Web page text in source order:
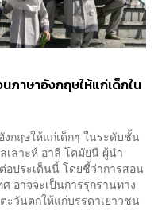
ภาษาอังกฤษให้แก่เด็กใน
กฤษให้แก่เด็กๆ ในระดับชั้น
ลาะห์ อาลี โคมัยนี ผู้นำ
อประเด็นนี้ โดยชี้ว่าการสอน
อาจจะเป็นการรุกรานทาง
วันตกให้แก่บรรดาเยาวชน